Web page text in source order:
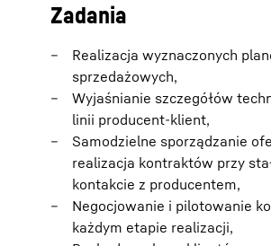
Zadania
Realizacja wyznaczonych
sprzedażowych,
Wyjaśnianie szczegółów
linii producent-klient,
Samodzielne sporządzanie
realizacja kontraktów przy
kontakcie z producentem,
Negocjowanie i pilotowanie
każdym etapie realizacji,